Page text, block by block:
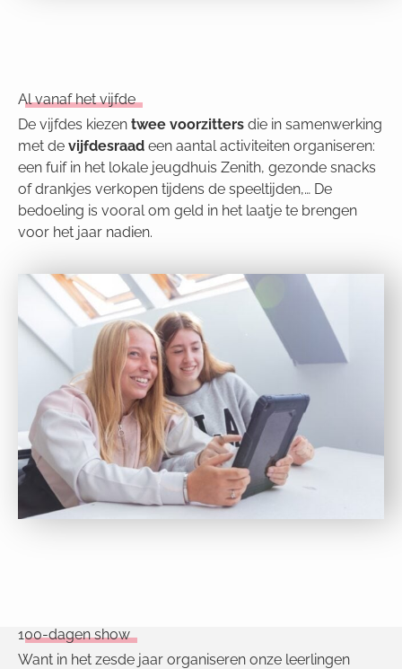
Al vanaf het vijfde
De vijfdes kiezen twee voorzitters die in samenwerking
met de vijfdesraad een aantal activiteiten organiseren:
een fuif in het lokale jeugdhuis Zenith, gezonde snacks
of drankjes verkopen tijdens de speeltijden,… De
bedoeling is vooral om geld in het laatje te brengen
voor het jaar nadien.
100-dagen show
Want in het zesde jaar organiseren onze leerlingen